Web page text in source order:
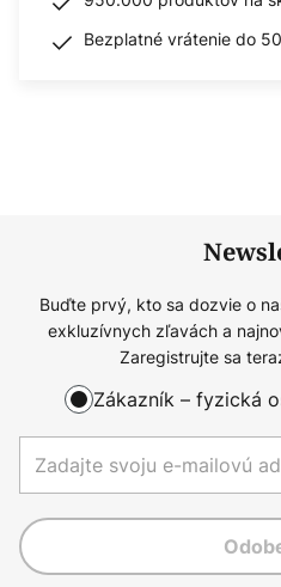
Bezplatné vrátenie do
Buďte prvý, kto sa dozvie o
exkluzívnych zľavách a
Zaregistrujte sa
Zákazník – fyzická